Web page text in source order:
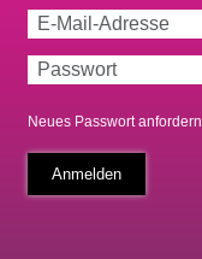
Neues Passwort anfordern